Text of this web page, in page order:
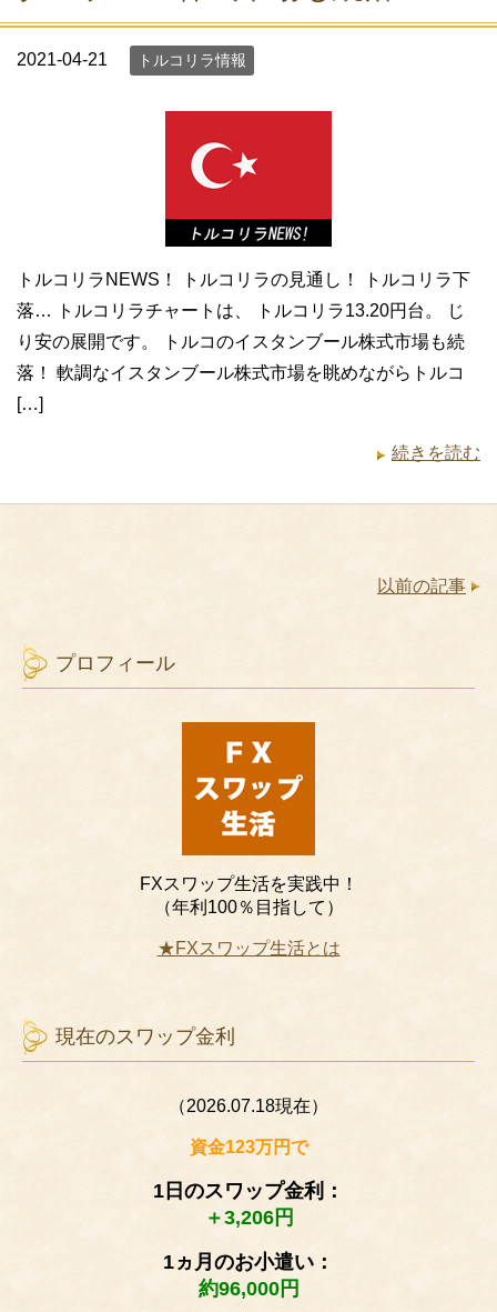
2021-04-21 トルコリラ情報
トルコリラNEWS！ トルコリラの見通し！ トルコリラ下
落… トルコリラチャートは、 トルコリラ13.20円台。 じ
り安の展開です。 トルコのイスタンブール株式市場も続
落！ 軟調なイスタンブール株式市場を眺めながらトルコ
[…]
続きを読む
以前の記事
プロフィール
FXスワップ生活を実践中！
（年利100％目指して）
★FXスワップ生活とは
現在のスワップ金利
（2026.07.18現在）
資金123万円で
1日のスワップ金利：
＋3,206円
1ヵ月のお小遣い：
約96,000円